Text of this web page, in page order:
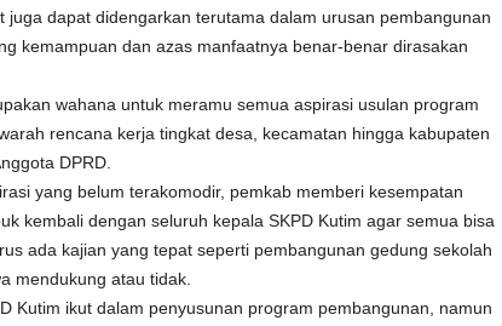
juga dapat didengarkan terutama dalam urusan pembangunan
kemampuan dan azas manfaatnya benar-benar dirasakan
wahana untuk meramu semua aspirasi usulan program
rencana kerja tingkat desa, kecamatan hingga kabupaten
DPRD.
yang belum terakomodir, pemkab memberi kesempatan
kembali dengan seluruh kepala SKPD Kutim agar semua bisa
ada kajian yang tepat seperti pembangunan gedung sekolah
mendukung atau tidak.
Kutim ikut dalam penyusunan program pembangunan, namun